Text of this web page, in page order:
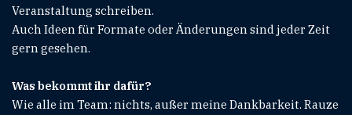
Veranstaltung schreiben.
Auch Ideen für Formate oder Änderungen sind jeder Zeit
gern gesehen.
Was bekommt ihr dafür?
Wie alle im Team: nichts, außer meine Dankbarkeit. Rauze